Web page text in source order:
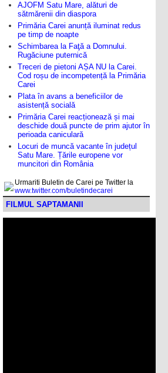
AJOFM Satu Mare, alături de
sătmărenii din diaspora
Primăria Carei anunță iluminat redus
pe timp de noapte
Schimbarea la Faţă a Domnului.
Rugăciune puternică
Treceri de pietoni AȘA NU la Carei.
Cod roșu de incompetență la Primăria
Carei
Plata în avans a beneficiilor de
asistență socială
Primăria Carei reacționează și mai
deschide două puncte de prim ajutor în
perioada caniculară
Locuri de muncă vacante în județul
Satu Mare. Țările europene vor
muncitori din România
Urmariti Buletin de Carei pe Twitter la
www.twitter.com/buletindecarei
FILMUL SAPTAMANII